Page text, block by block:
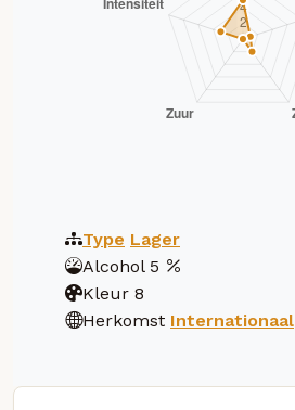
Type Lager
Alcohol 5
Kleur 8
Herkomst Internationaal